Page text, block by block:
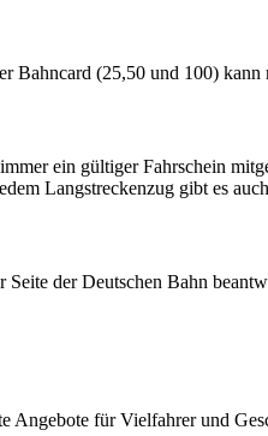
Bahncard (25,50 und 100)
ein gültiger Fahrschein
Langstreckenzug gibt es
Seite der Deutschen Bahn
Angebote für Vielfahrer und